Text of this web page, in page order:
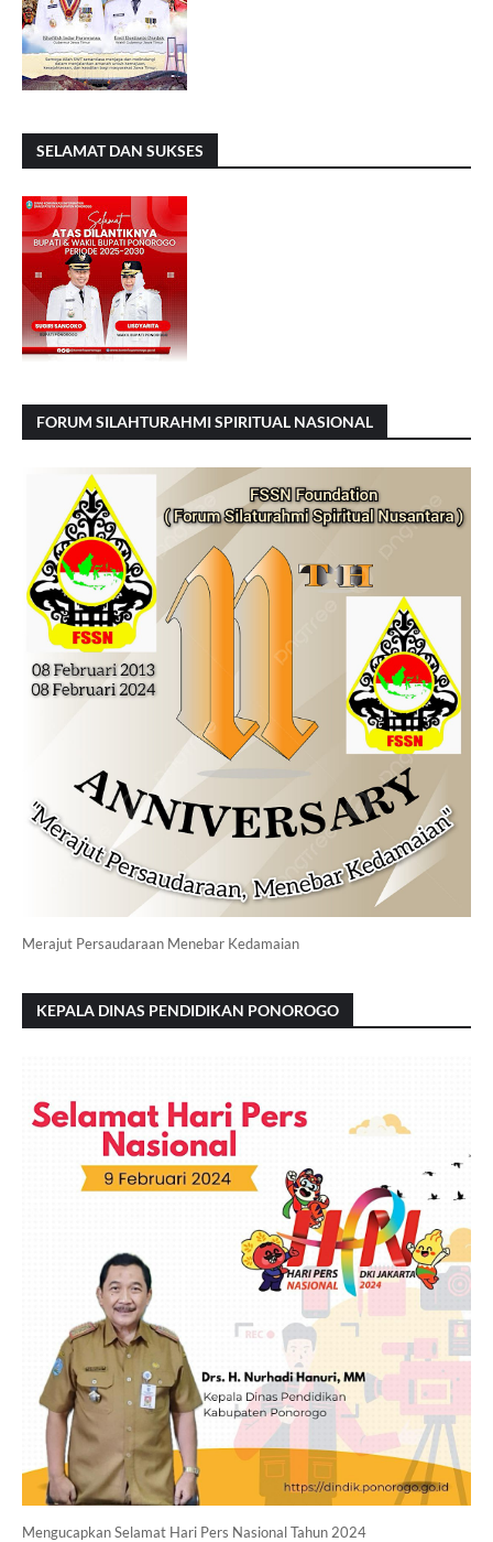
SELAMAT DAN SUKSES
FORUM SILAHTURAHMI SPIRITUAL NASIONAL
Merajut Persaudaraan Menebar Kedamaian
KEPALA DINAS PENDIDIKAN PONOROGO
Mengucapkan Selamat Hari Pers Nasional Tahun 2024